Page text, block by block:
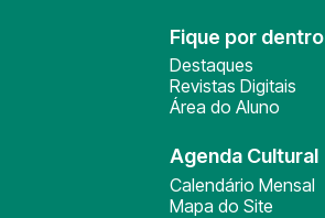
Fique por dentro
Destaques
Revistas Digitais
Área do Aluno
Agenda Cultural
Calendário Mensal
Mapa do Site